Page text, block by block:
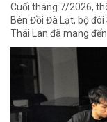
Cuối tháng 7/2026,
Bên Đồi Đà Lạt, bộ
Thái Lan đã mang